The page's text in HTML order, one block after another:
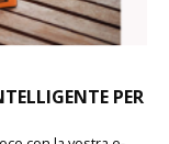
PER